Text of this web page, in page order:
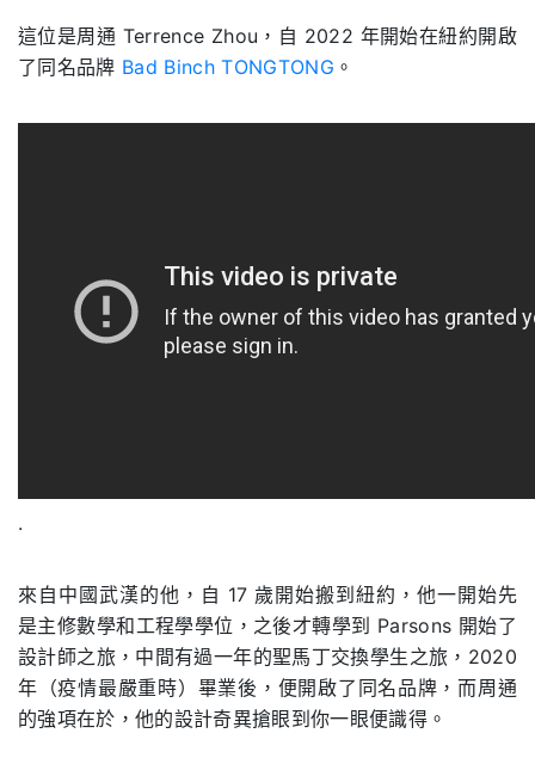
這位是周通 Terrence Zhou，自 2022 年開始在紐約開啟
了同名品牌 Bad Binch TONGTONG 。
.
來自中國武漢的他，自 17 歲開始搬到紐約，他一開始先
是主修數學和工程學學位，之後才轉學到 Parsons 開始了
設計師之旅，中間有過一年的聖馬丁交換學生之旅，2020
年（疫情最嚴重時）畢業後，便開啟了同名品牌，而周通
的強項在於，他的設計奇異搶眼到你一眼便識得。